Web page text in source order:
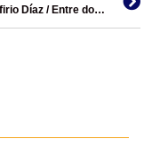
1944 Porfirio Díaz / Entre dos amores/codirección